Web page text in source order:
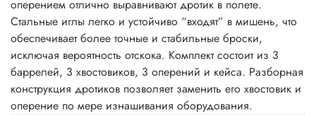
оперением отлично выравнивают дротик в полете.
Стальные иглы легко и устойчиво “входят” в мишень, что
обеспечивает более точные и стабильные броски,
исключая вероятность отскока. Комплект состоит из 3
баррелей, 3 хвостовиков, 3 оперений и кейса. Разборная
конструкция дротиков позволяет заменить его хвостовик и
оперение по мере изнашивания оборудования.